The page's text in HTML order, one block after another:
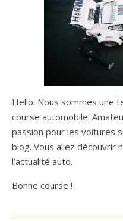
Hello. Nous sommes une
course automobile.
passion pour les voitures
blog. Vous allez découvrir
l’actualité auto.
Bonne course !